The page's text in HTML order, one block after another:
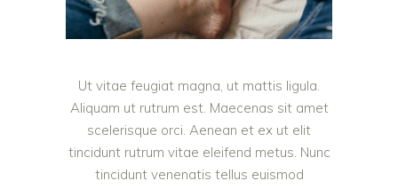
Ut vitae feugiat magna, ut mattis ligula.
Aliquam ut rutrum est. Maecenas sit amet
scelerisque orci. Aenean et ex ut elit
tincidunt rutrum vitae eleifend metus. Nunc
tincidunt venenatis tellus euismod